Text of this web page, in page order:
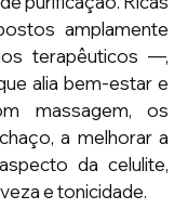
amplamente
terapêuticos —,
alia bem-estar e
massagem, os
a melhorar a
da celulite,
e tonicidade.